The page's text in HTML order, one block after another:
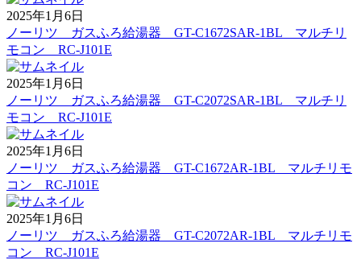
2025年1月6日
ノーリツ ガスふろ給湯器 GT-C1672SAR-1BL マルチリ
モコン RC-J101E
2025年1月6日
ノーリツ ガスふろ給湯器 GT-C2072SAR-1BL マルチリ
モコン RC-J101E
2025年1月6日
ノーリツ ガスふろ給湯器 GT-C1672AR-1BL マルチリモ
コン RC-J101E
2025年1月6日
ノーリツ ガスふろ給湯器 GT-C2072AR-1BL マルチリモ
コン RC-J101E